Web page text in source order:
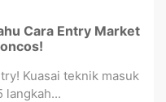
Cara Entry Market
Kuasai teknik masuk
langkah...